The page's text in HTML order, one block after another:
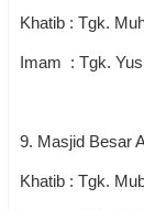
Khatib : Tgk.
Imam : Tgk.
9. Masjid Besar
Khatib : Tgk.